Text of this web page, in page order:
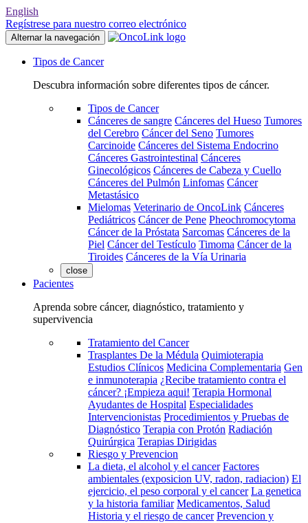
English
Regístrese para nuestro correo electrónico
Alternar la navegación
Tipos de Cancer
Descubra información sobre diferentes tipos de cáncer.
Tipos de Cancer
Cánceres de sangre Cánceres del Hueso Tumores
del Cerebro Cáncer del Seno Tumores
Carcinoide Cánceres del Sistema Endocrino
Cánceres Gastrointestinal Cánceres
Ginecológicos Cánceres de Cabeza y Cuello
Cánceres del Pulmón Linfomas Cáncer
Metastásico
Mielomas Veterinario de OncoLink Cánceres
Pediátricos Cáncer de Pene Pheochromocytoma
Cáncer de la Próstata Sarcomas Cánceres de la
Piel Cáncer del Testículo Timoma Cáncer de la
Tiroides Cánceres de la Vía Urinaria
close
Pacientes
Aprenda sobre cáncer, diagnóstico, tratamiento y
supervivencia
Tratamiento del Cancer
Trasplantes De la Médula Quimioterapia
Estudios Clínicos Medicina Complementaria Gen
e inmunoterapia ¿Recibe tratamiento contra el
cáncer? ¡Empieza aqui! Terapia Hormonal
Ayudantes de Hospital Especialidades
Intervencionistas Procedimientos y Pruebas de
Diagnóstico Terapia con Protón Radiación
Quirúrgica Terapias Dirigidas
Riesgo y Prevencion
La dieta, el alcohol y el cancer Factores
ambientales (exposicion UV, radon, radiacion) El
ejercicio, el peso corporal y el cancer La genetica
y la historia familiar Medicamentos, Salud
Historia y el riesgo de cancer Prevencion y